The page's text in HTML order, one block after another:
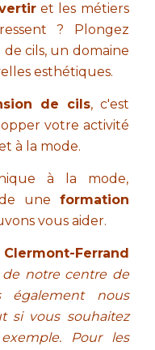
et les métiers
? Plongez
cils, un domaine
esthétiques.
de cils, c'est
votre activité
à la mode.
à la mode,
une formation
vous aider.
Clermont-Ferrand
de notre centre de
également nous
si vous souhaitez
Pour les